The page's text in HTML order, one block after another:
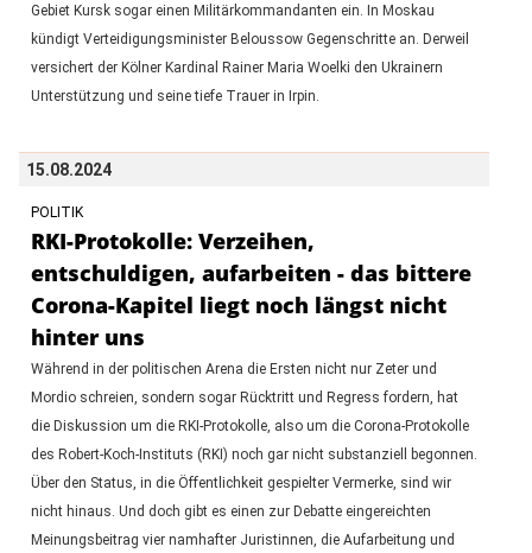
Gebiet Kursk sogar einen Militärkommandanten ein. In Moskau
kündigt Verteidigungsminister Beloussow Gegenschritte an. Derweil
versichert der Kölner Kardinal Rainer Maria Woelki den Ukrainern
Unterstützung und seine tiefe Trauer in Irpin.
15.08.2024
POLITIK
RKI-Protokolle: Verzeihen,
entschuldigen, aufarbeiten - das bittere
Corona-Kapitel liegt noch längst nicht
hinter uns
Während in der politischen Arena die Ersten nicht nur Zeter und
Mordio schreien, sondern sogar Rücktritt und Regress fordern, hat
die Diskussion um die RKI-Protokolle, also um die Corona-Protokolle
des Robert-Koch-Instituts (RKI) noch gar nicht substanziell begonnen.
Über den Status, in die Öffentlichkeit gespielter Vermerke, sind wir
nicht hinaus. Und doch gibt es einen zur Debatte eingereichten
Meinungsbeitrag vier namhafter Juristinnen, die Aufarbeitung und